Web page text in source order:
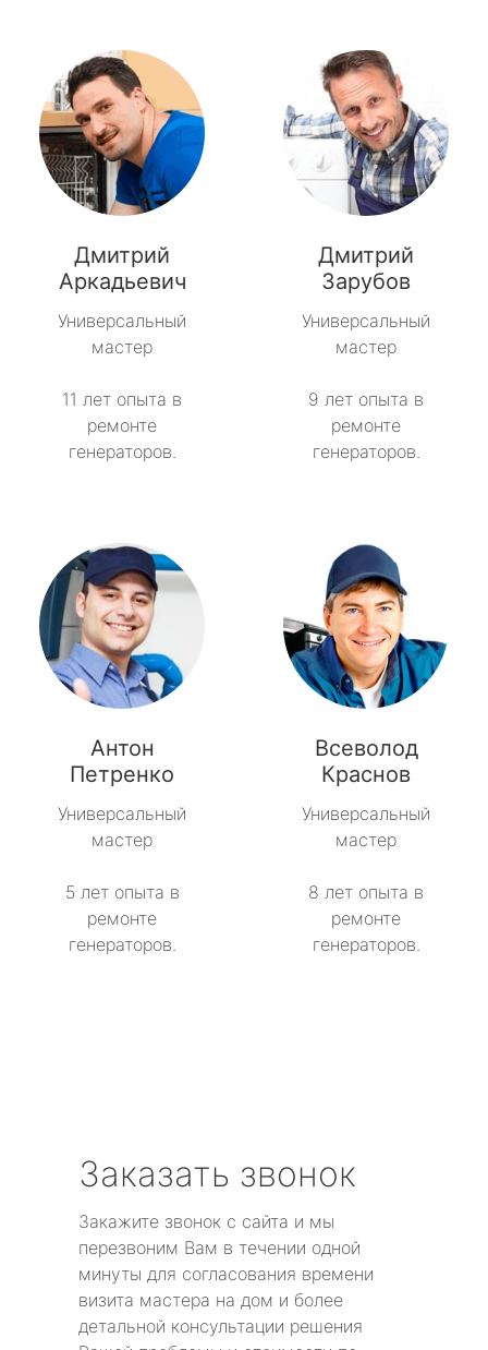
Дмитрий
Аркадьевич
Универсальный
мастер
11 лет опыта в
ремонте
генераторов.
Дмитрий
Зарубов
Универсальный
мастер
9 лет опыта в
ремонте
генераторов.
Антон
Петренко
Универсальный
мастер
5 лет опыта в
ремонте
генераторов.
Всеволод
Краснов
Универсальный
мастер
8 лет опыта в
ремонте
генераторов.
Заказать звонок
Закажите звонок с сайта и мы
перезвоним Вам в течении одной
минуты для согласования времени
визита мастера на дом и более
детальной консультации решения